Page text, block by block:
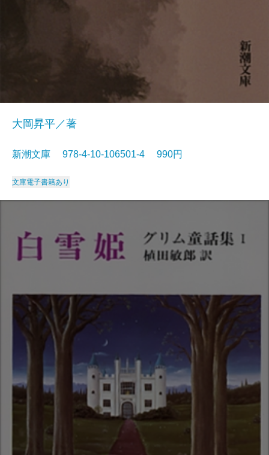
大岡昇平／著
新潮文庫 978-4-10-106501-4 990円
文庫電子書籍あり